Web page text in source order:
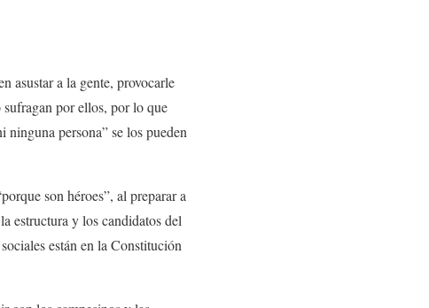
asustar a la gente, provocarle
por ellos, por lo que
persona” se los pueden
son héroes”, al preparar a
estructura y los candidatos del
están en la Constitución